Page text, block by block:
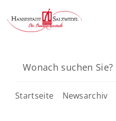
Startseite Newsarchiv